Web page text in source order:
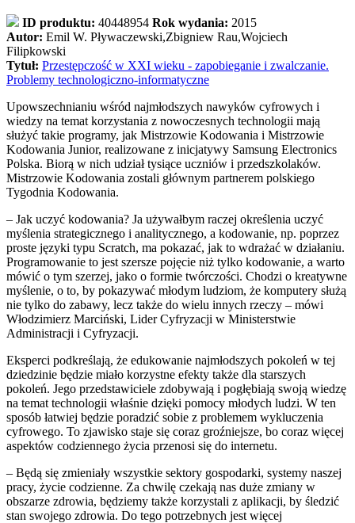
ID produktu: 40448954 Rok wydania: 2015
Autor: Emil W. Pływaczewski,Zbigniew Rau,Wojciech
Filipkowski
Tytuł: Przestępczość w XXI wieku - zapobieganie i zwalczanie.
Problemy technologiczno-informatyczne
Upowszechnianiu wśród najmłodszych nawyków cyfrowych i
wiedzy na temat korzystania z nowoczesnych technologii mają
służyć takie programy, jak Mistrzowie Kodowania i Mistrzowie
Kodowania Junior, realizowane z inicjatywy Samsung Electronics
Polska. Biorą w nich udział tysiące uczniów i przedszkolaków.
Mistrzowie Kodowania zostali głównym partnerem polskiego
Tygodnia Kodowania.
– Jak uczyć kodowania? Ja używałbym raczej określenia uczyć
myślenia strategicznego i analitycznego, a kodowanie, np. poprzez
proste języki typu Scratch, ma pokazać, jak to wdrażać w działaniu.
Programowanie to jest szersze pojęcie niż tylko kodowanie, a warto
mówić o tym szerzej, jako o formie twórczości. Chodzi o kreatywne
myślenie, o to, by pokazywać młodym ludziom, że komputery służą
nie tylko do zabawy, lecz także do wielu innych rzeczy – mówi
Włodzimierz Marciński, Lider Cyfryzacji w Ministerstwie
Administracji i Cyfryzacji.
Eksperci podkreślają, że edukowanie najmłodszych pokoleń w tej
dziedzinie będzie miało korzystne efekty także dla starszych
pokoleń. Jego przedstawiciele zdobywają i pogłębiają swoją wiedzę
na temat technologii właśnie dzięki pomocy młodych ludzi. W ten
sposób łatwiej będzie poradzić sobie z problemem wykluczenia
cyfrowego. To zjawisko staje się coraz groźniejsze, bo coraz więcej
aspektów codziennego życia przenosi się do internetu.
– Będą się zmieniały wszystkie sektory gospodarki, systemy naszej
pracy, życie codzienne. Za chwilę czekają nas duże zmiany w
obszarze zdrowia, będziemy także korzystali z aplikacji, by śledzić
stan swojego zdrowia. Do tego potrzebnych jest więcej